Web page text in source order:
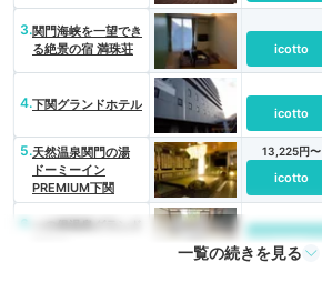
3.関門海峡を一望でき
る絶景の宿 満珠荘
icotto
4.下関グランドホテル
icotto
5.天然温泉関門の湯
ドーミーイン
PREMIUM下関
13,225円〜
icotto
6.
icotto
一覧の続きを見る